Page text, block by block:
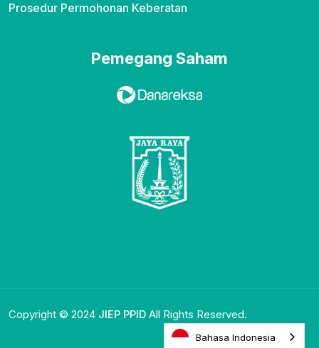
Prosedur Permohonan Keberatan
Pemegang Saham
Copyright © 2024 JIEP PPID All Rights Reserved.
Bahasa Indonesia